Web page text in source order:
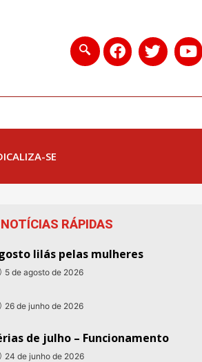
SE
NOTÍCIAS RÁPIDAS
lilás pelas mulheres
5 de agosto de 2026
26 de junho de 2026
de julho – Funcionamento
24 de junho de 2026